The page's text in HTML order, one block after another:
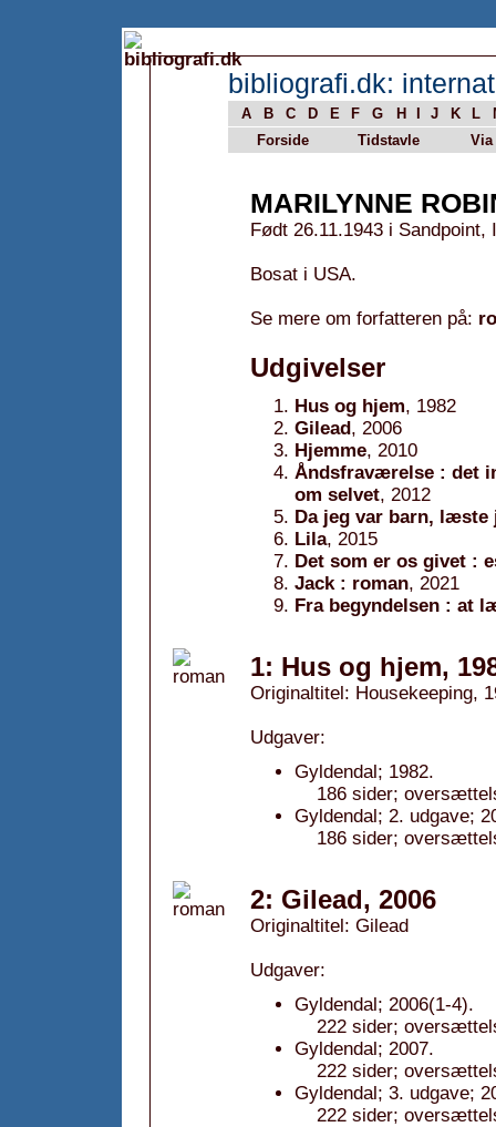
bibliografi.dk:
A B C D E F G H J K L
Forside
Tidstavle Via
MARILYNNE
Født 26.11.1943 i Sandpoint,
Bosat i USA.
Se mere om forfatteren på:
Udgivelser
Hus og hjem, 1982
Gilead, 2006
Hjemme, 2010
Åndsfraværelse : det
om selvet, 2012
Da jeg var barn, læste
Lila, 2015
Det som er os givet :
Jack : roman, 2021
Fra begyndelsen : at
1: Hus og hjem,
Originaltitel: Housekeeping,
Udgaver:
Gyldendal; 1982.
186 sider;
Gyldendal; 2. udgave;
186 sider;
2: Gilead, 2006
Originaltitel: Gilead
Udgaver:
Gyldendal; 2006(1-4).
222 sider;
Gyldendal; 2007.
222 sider;
Gyldendal; 3. udgave;
222 sider;